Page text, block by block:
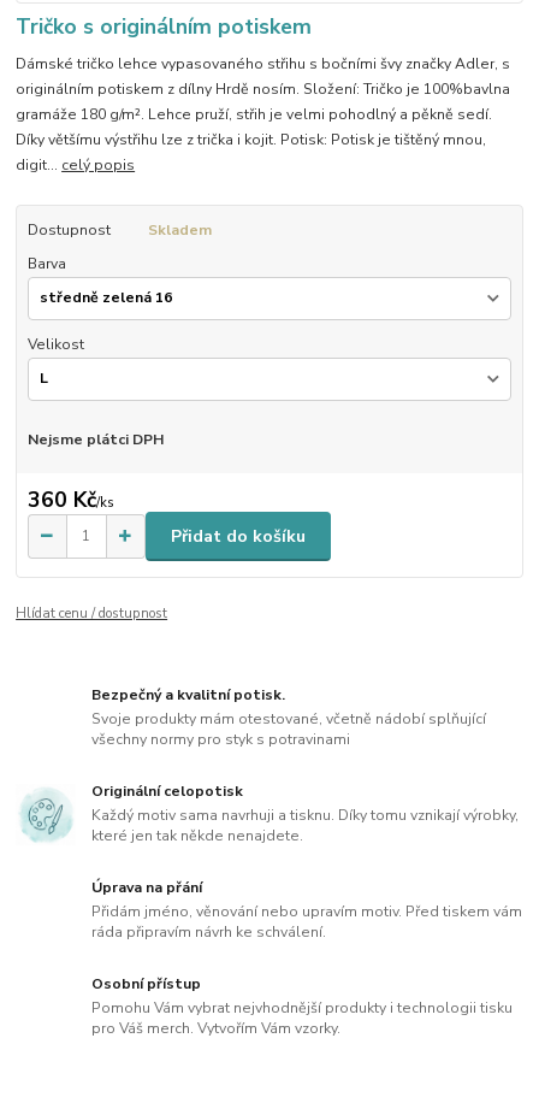
Tričko s originálním potiskem
Dámské tričko lehce vypasovaného střihu s bočními švy značky Adler, s
originálním potiskem z dílny Hrdě nosím. Složení: Tričko je 100%bavlna
gramáže 180 g/m². Lehce pruží, střih je velmi pohodlný a pěkně sedí.
Díky většímu výstřihu lze z trička i kojit. Potisk: Potisk je tištěný mnou,
digit... celý popis
Dostupnost
Skladem
Barva
Velikost
Nejsme plátci DPH
360 Kč/ks
Přidat do košíku
Hlídat cenu / dostupnost
Bezpečný a kvalitní potisk.
Svoje produkty mám otestované, včetně nádobí splňující
všechny normy pro styk s potravinami
Originální celopotisk
Každý motiv sama navrhuji a tisknu. Díky tomu vznikají výrobky,
které jen tak někde nenajdete.
Úprava na přání
Přidám jméno, věnování nebo upravím motiv. Před tiskem vám
ráda připravím návrh ke schválení.
Osobní přístup
Pomohu Vám vybrat nejvhodnější produkty i technologii tisku
pro Váš merch. Vytvořím Vám vzorky.